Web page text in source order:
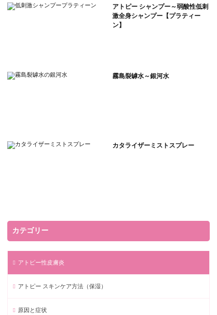
アトピー シャンプー～弱酸性低刺
激全身シャンプー【プラティー
ン】
霧島裂罅水～銀河水
カタライザーミストスプレー
カテゴリー
アトピー性皮膚炎
アトピー スキンケア方法（保湿）
原因と症状